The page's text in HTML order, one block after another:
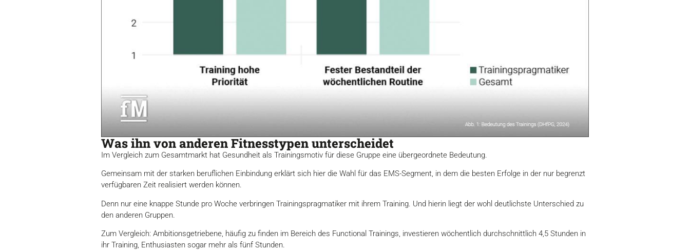
Was ihn von anderen Fitnesstypen unterscheidet
Im Vergleich zum Gesamtmarkt hat Gesundheit als Trainingsmotiv für diese Gruppe eine übergeordnete Bedeutung.
Gemeinsam mit der starken beruflichen Einbindung erklärt sich hier die Wahl für das EMS-Segment, in dem die besten Erfolge in der nur begrenzt
verfügbaren Zeit realisiert werden können.
Denn nur eine knappe Stunde pro Woche verbringen Trainingspragmatiker mit ihrem Training. Und hierin liegt der wohl deutlichste Unterschied zu
den anderen Gruppen.
Zum Vergleich: Ambitionsgetriebene, häufig zu finden im Bereich des Functional Trainings, investieren wöchentlich durchschnittlich 4,5 Stunden in
ihr Training, Enthusiasten sogar mehr als fünf Stunden.